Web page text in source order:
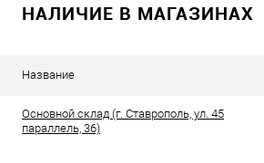
НАЛИЧИЕ В МАГАЗИНАХ
Название
Основной склад (г. Ставрополь, ул. 45
параллель, 36)